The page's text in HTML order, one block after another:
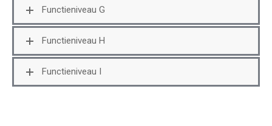
Functieniveau G
Functieniveau H
Functieniveau I